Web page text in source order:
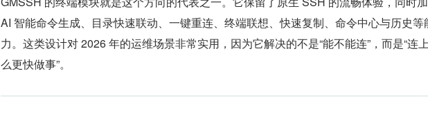
AI 智能命令生成、目录快速联动、一键重连、终端联想、快速复制、命令中心与历史等
力。这类设计对 2026 年的运维场景非常实用，因为它解决的不是“能不能连”，而是“连
么更快做事”。